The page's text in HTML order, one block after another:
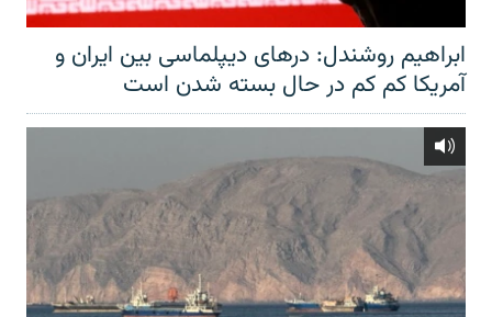
ابراهیم روشندل: درهای دیپلماسی بین ایران و
آمریکا کم کم در حال بسته شدن است